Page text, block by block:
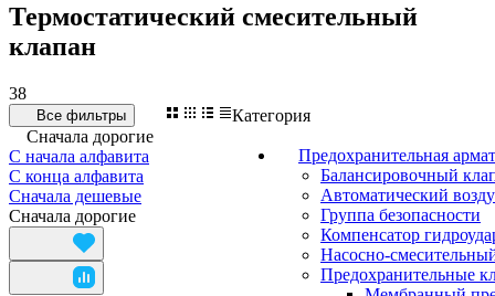
Термостатический смесительный
клапан
38
Все фильтры
Сначала дорогие
С начала алфавита
С конца алфавита
Сначала дешевые
Сначала дорогие
Категория
Предохранительная
Балансировочный
Автоматический
Группа безопасности
Компенсатор
Насосно-
Предохранительные